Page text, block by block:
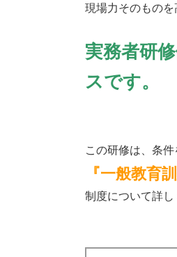
現場力そのもの
実務者研
スです。
この研修は、条
『一般教育
制度について詳